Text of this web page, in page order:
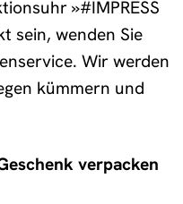
»#IMPRESS
sein, wenden Sie
Wir werden
kümmern und
verpacken